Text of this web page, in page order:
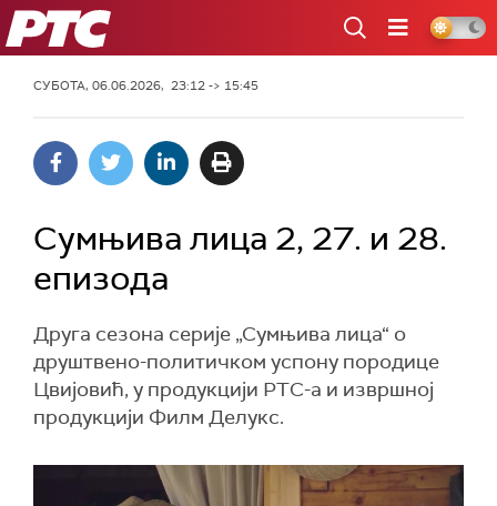
РТС
СУБОТА, 06.06.2026, 23:12 -> 15:45
Сумњива лица 2, 27. и 28.
епизода
Друга сезона серије „Сумњива лица“ о
друштвено-политичком успону породице
Цвијовић, у продукцији РТС-а и извршној
продукцији Филм Делукс.